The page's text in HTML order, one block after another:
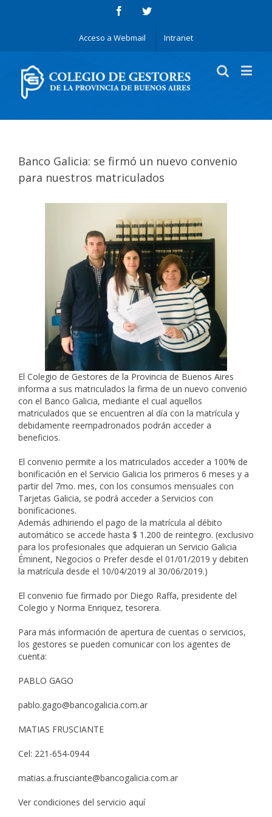
Acceso a Webmail Intranet
Banco Galicia: se firmó un nuevo convenio
para nuestros matriculados
El Colegio de Gestores de la Provincia de Buenos Aires
informa a sus matriculados la firma de un nuevo convenio
con el Banco Galicia, mediante el cual aquellos
matriculados que se encuentren al día con la matrícula y
debidamente reempadronados podrán acceder a
beneficios.
El convenio permite a los matriculados acceder a 100% de
bonificación en el Servicio Galicia los primeros 6 meses y a
partir del 7mo. mes, con los consumos mensuales con
Tarjetas Galicia, se podrá acceder a Servicios con
bonificaciones.
Además adhiriendo el pago de la matrícula al débito
automático se accede hasta $ 1.200 de reintegro. (exclusivo
para los profesionales que adquieran un Servicio Galicia
Éminent, Negocios o Prefer desde el 01/01/2019 y debiten
la matrícula desde el 10/04/2019 al 30/06/2019.)
El convenio fue firmado por Diego Raffa, presidente del
Colegio y Norma Enriquez, tesorera.
Para más información de apertura de cuentas o servicios,
los gestores se pueden comunicar con los agentes de
cuenta:
PABLO GAGO
pablo.gago@bancogalicia.com.ar
MATIAS FRUSCIANTE
Cel: 221-654-0944
matias.a.frusciante@bancogalicia.com.ar
Ver condiciones del servicio aquí